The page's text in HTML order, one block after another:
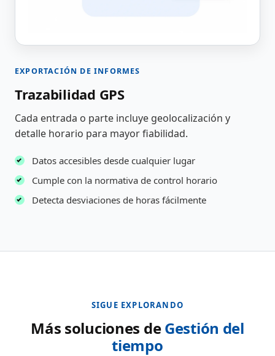
EXPORTACIÓN DE INFORMES
Trazabilidad GPS
Cada entrada o parte incluye geolocalización y
detalle horario para mayor fiabilidad.
Datos accesibles desde cualquier lugar
Cumple con la normativa de control horario
Detecta desviaciones de horas fácilmente
SIGUE EXPLORANDO
Más soluciones deGestión del
tiempo